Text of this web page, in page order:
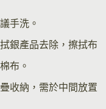
手洗。
銀產品去除，擦拭布
布。
收納，需於中間放置